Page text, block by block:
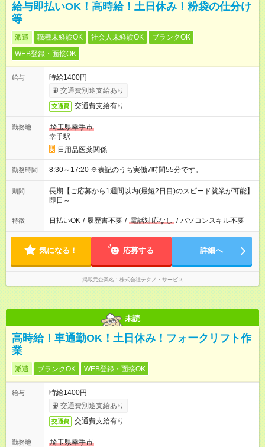
給与即払いOK！高時給！土日休み！粉袋の仕分け
等
派遣 職種未経験OK 社会人未経験OK
ブランクOK
WEB登録・面接OK
給与
時給1400円
交通費別途支給あり
交通費 交通費支給有り
勤務地
埼玉県幸手市
幸手駅
日用品医薬関係
勤務時間 8:30～17:20 ※表記のうち実働7時間55分です。
期間
長期【ご応募から1週間以内(最短2日目)のスピード就業が可能】
即日～
特徴 日払いOK / 履歴書不要 / 電話対応なし / パソコンスキル不要
気になる！ 応募する 詳細へ
掲載元企業名 株式会社テクノ・サービス
未読
高時給！車通勤OK！土日休み！フォークリフト作
業
派遣 ブランクOK WEB登録・面接OK
給与
時給1400円
交通費別途支給あり
交通費 交通費支給有り
勤務地
埼玉県幸手市